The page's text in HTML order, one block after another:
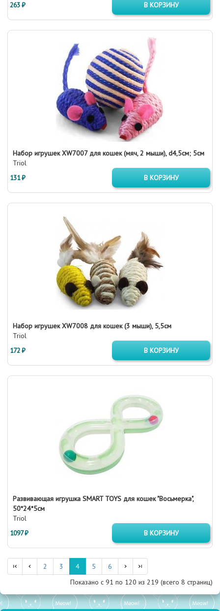
263 ₽
В КОРЗИНУ
Набор игрушек XW7007 для кошек (мяч, 2 мыши), d4,5см; 5см
Triol
131 ₽
В КОРЗИНУ
Набор игрушек XW7008 для кошек (3 мыши), 5,5см
Triol
172 ₽
В КОРЗИНУ
Развивающая игрушка SMART TOYS для кошек "Восьмерка",
50*24*5см
Triol
1097 ₽
В КОРЗИНУ
2 3 4 5
6
Показано с 91 по 120 из 219 (всего 8 страниц)